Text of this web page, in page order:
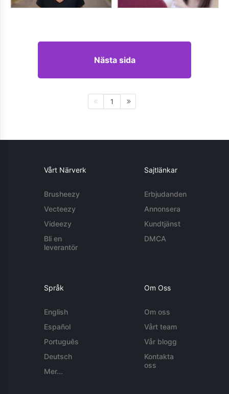
Nästa sida
1
Vårt Närverk
Brusheezy
Vecteezy
Videezy
Bli en
leverantör
Sajtlänkar
Erbjudanden
Annonsera
Kundtjänst
DMCA
Språk
English
Español
Português
Deutsch
Mer...
Om Oss
Om oss
Vårt team
Vår blogg
Kontakta
oss